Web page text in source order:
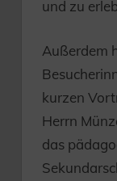
und zu
Außerdem
kurzen
Herrn
das